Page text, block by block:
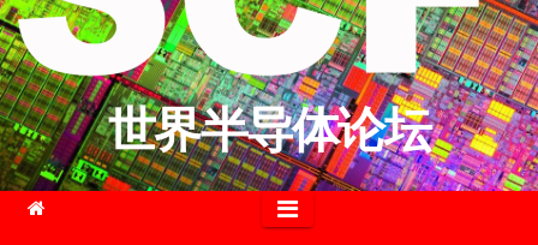
世界半导体论坛